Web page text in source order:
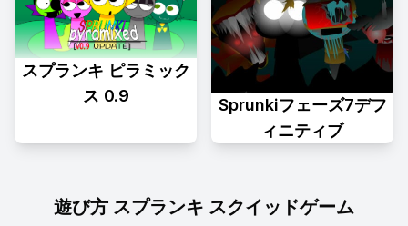
スプランキ ピラミック
ス 0.9
Sprunkiフェーズ7デフ
ィニティブ
遊び方 スプランキ スクイッドゲーム